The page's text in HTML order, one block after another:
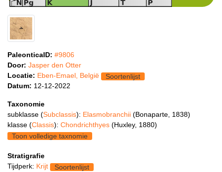
PaleonticaID: #9806
Door: Jasper den Otter
Locatie: Eben-Emael, België
Soortenlijst
Datum: 12-12-2022
Taxonomie
subklasse (Subclassis): Elasmobranchii (Bonaparte, 1838)
klasse (Classis): Chondrichthyes (Huxley, 1880)
Toon volledige taxnomie
Stratigrafie
Tijdperk: Krijt
Soortenlijst